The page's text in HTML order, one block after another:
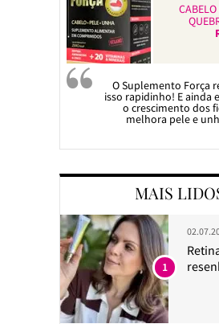
O Suplemento Força
isso rapidinho! E ainda
o crescimento dos
melhora pele e
MAIS
1